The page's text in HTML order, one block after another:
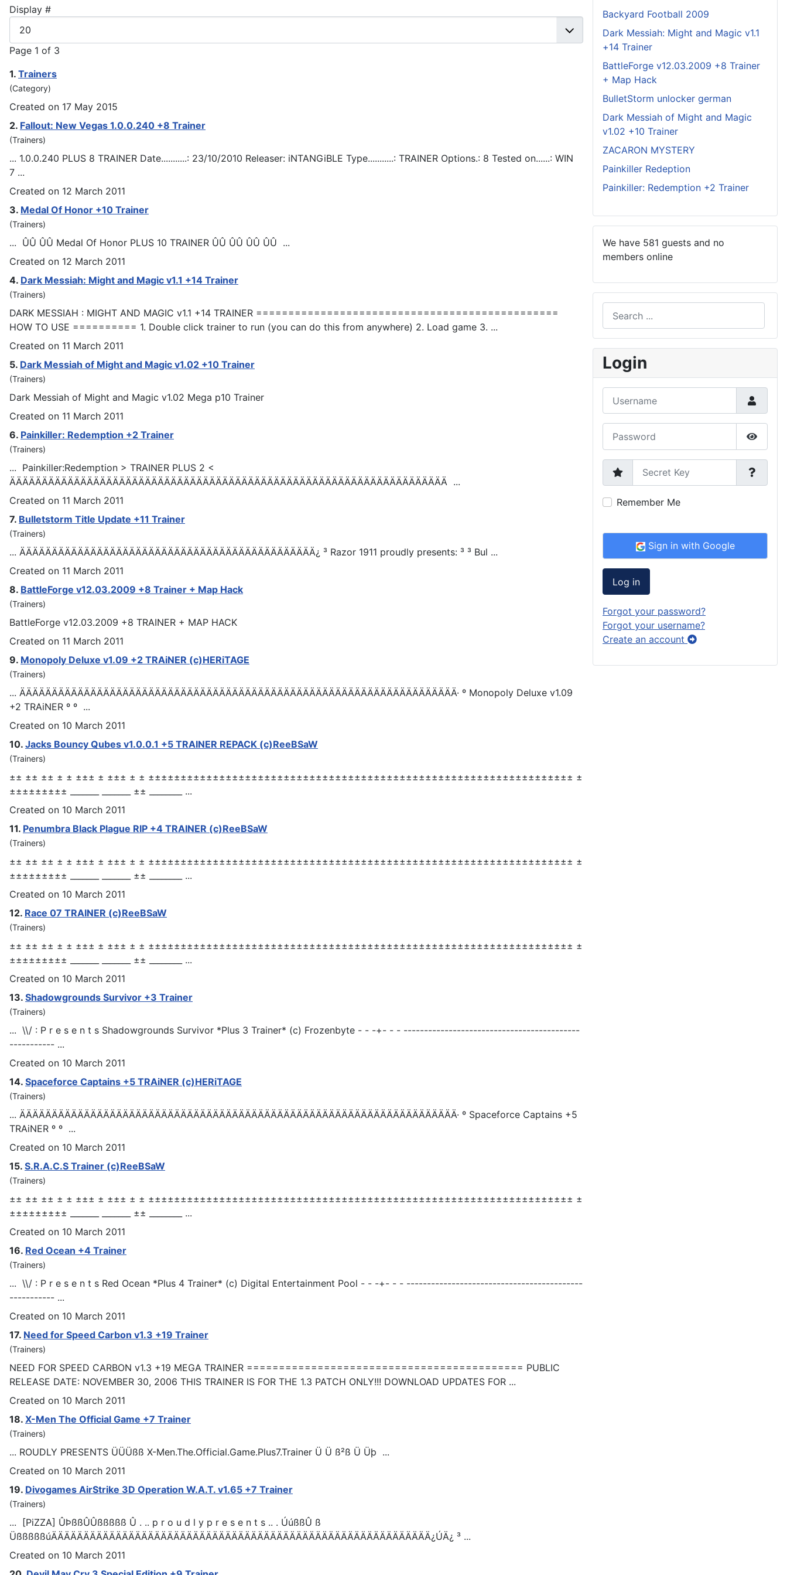
Display #
Page 1 of 3
1. Trainers
(Category)
Created on 17 May 2015
2. Fallout: New Vegas 1.0.0.240 +8 Trainer
(Trainers)
... 1.0.0.240 PLUS 8 TRAINER Date...........: 23/10/2010 Releaser: iNTANGiBLE Type...........: TRAINER Options.: 8 Tested on......: WIN
7 ...
Created on 12 March 2011
3. Medal Of Honor +10 Trainer
(Trainers)
... ÛÛ ÛÛ Medal Of Honor PLUS 10 TRAINER ÛÛ ÛÛ ÛÛ ÛÛ ...
Created on 12 March 2011
4. Dark Messiah: Might and Magic v1.1 +14 Trainer
(Trainers)
DARK MESSIAH : MIGHT AND MAGIC v1.1 +14 TRAINER ===============================================
HOW TO USE ========== 1. Double click trainer to run (you can do this from anywhere) 2. Load game 3. ...
Created on 11 March 2011
5. Dark Messiah of Might and Magic v1.02 +10 Trainer
(Trainers)
Dark Messiah of Might and Magic v1.02 Mega p10 Trainer
Created on 11 March 2011
6. Painkiller: Redemption +2 Trainer
(Trainers)
... Painkiller:Redemption > TRAINER PLUS 2 <
ÄÄÄÄÄÄÄÄÄÄÄÄÄÄÄÄÄÄÄÄÄÄÄÄÄÄÄÄÄÄÄÄÄÄÄÄÄÄÄÄÄÄÄÄÄÄÄÄÄÄÄÄÄÄÄÄÄÄÄÄÄÄÄÄÄÄÄÄ ...
Created on 11 March 2011
7. Bulletstorm Title Update +11 Trainer
(Trainers)
... ÄÄÄÄÄÄÄÄÄÄÄÄÄÄÄÄÄÄÄÄÄÄÄÄÄÄÄÄÄÄÄÄÄÄÄÄÄÄÄÄÄÄÄÄÄÄ¿ ³ Razor 1911 proudly presents: ³ ³ Bul ...
Created on 11 March 2011
8. BattleForge v12.03.2009 +8 Trainer + Map Hack
(Trainers)
BattleForge v12.03.2009 +8 TRAINER + MAP HACK
Created on 11 March 2011
9. Monopoly Deluxe v1.09 +2 TRAiNER (c)HERiTAGE
(Trainers)
... ÄÄÄÄÄÄÄÄÄÄÄÄÄÄÄÄÄÄÄÄÄÄÄÄÄÄÄÄÄÄÄÄÄÄÄÄÄÄÄÄÄÄÄÄÄÄÄÄÄÄÄÄÄÄÄÄÄÄÄÄÄÄÄÄÄÄÄÄ· º Monopoly Deluxe v1.09
+2 TRAiNER º º ...
Created on 10 March 2011
10. Jacks Bouncy Qubes v1.0.0.1 +5 TRAINER REPACK (c)ReeBSaW
(Trainers)
±± ±± ±± ± ± ±±± ± ±±± ± ± ±±±±±±±±±±±±±±±±±±±±±±±±±±±±±±±±±±±±±±±±±±±±±±±±±±±±±±±±±±±±±±±±±± ±
±±±±±±±±± _______ _______ ±± ________ ...
Created on 10 March 2011
11. Penumbra Black Plague RIP +4 TRAINER (c)ReeBSaW
(Trainers)
±± ±± ±± ± ± ±±± ± ±±± ± ± ±±±±±±±±±±±±±±±±±±±±±±±±±±±±±±±±±±±±±±±±±±±±±±±±±±±±±±±±±±±±±±±±±± ±
±±±±±±±±± _______ _______ ±± ________ ...
Created on 10 March 2011
12. Race 07 TRAINER (c)ReeBSaW
(Trainers)
±± ±± ±± ± ± ±±± ± ±±± ± ± ±±±±±±±±±±±±±±±±±±±±±±±±±±±±±±±±±±±±±±±±±±±±±±±±±±±±±±±±±±±±±±±±±± ±
±±±±±±±±± _______ _______ ±± ________ ...
Created on 10 March 2011
13. Shadowgrounds Survivor +3 Trainer
(Trainers)
... \\/ : P r e s e n t s Shadowgrounds Survivor *Plus 3 Trainer* (c) Frozenbyte - - -+- - - -------------------------------------------
----------- ...
Created on 10 March 2011
14. Spaceforce Captains +5 TRAiNER (c)HERiTAGE
(Trainers)
... ÄÄÄÄÄÄÄÄÄÄÄÄÄÄÄÄÄÄÄÄÄÄÄÄÄÄÄÄÄÄÄÄÄÄÄÄÄÄÄÄÄÄÄÄÄÄÄÄÄÄÄÄÄÄÄÄÄÄÄÄÄÄÄÄÄÄÄÄ· º Spaceforce Captains +5
TRAiNER º º ...
Created on 10 March 2011
15. S.R.A.C.S Trainer (c)ReeBSaW
(Trainers)
±± ±± ±± ± ± ±±± ± ±±± ± ± ±±±±±±±±±±±±±±±±±±±±±±±±±±±±±±±±±±±±±±±±±±±±±±±±±±±±±±±±±±±±±±±±±± ±
±±±±±±±±± _______ _______ ±± ________ ...
Created on 10 March 2011
16. Red Ocean +4 Trainer
(Trainers)
... \\/ : P r e s e n t s Red Ocean *Plus 4 Trainer* (c) Digital Entertainment Pool - - -+- - - -------------------------------------------
----------- ...
Created on 10 March 2011
17. Need for Speed Carbon v1.3 +19 Trainer
(Trainers)
NEED FOR SPEED CARBON v1.3 +19 MEGA TRAINER =========================================== PUBLIC
RELEASE DATE: NOVEMBER 30, 2006 THIS TRAINER IS FOR THE 1.3 PATCH ONLY!!! DOWNLOAD UPDATES FOR ...
Created on 10 March 2011
18. X-Men The Official Game +7 Trainer
(Trainers)
... ROUDLY PRESENTS ÜÜÜßß X-Men.The.Official.Game.Plus7.Trainer Ü Ü ß²ß Ü Üþ ...
Created on 10 March 2011
19. Divogames AirStrike 3D Operation W.A.T. v1.65 +7 Trainer
(Trainers)
... [PiZZA] ÛÞßßÛÛßßßßß Û . .. p r o u d l y p r e s e n t s .. . ÚúßßÛ ß
ÜßßßßßúÄÄÄÄÄÄÄÄÄÄÄÄÄÄÄÄÄÄÄÄÄÄÄÄÄÄÄÄÄÄÄÄÄÄÄÄÄÄÄÄÄÄÄÄÄÄÄÄÄÄÄÄÄÄÄÄÄÄÄ¿ÚÄ¿ ³ ...
Created on 10 March 2011
Backyard Football 2009
Dark Messiah: Might and Magic v1.1
+14 Trainer
BattleForge v12.03.2009 +8 Trainer
+ Map Hack
BulletStorm unlocker german
Dark Messiah of Might and Magic
v1.02 +10 Trainer
ZACARON MYSTERY
Painkiller Redeption
Painkiller: Redemption +2 Trainer
We have 581 guests and no
members online
Type 2 or more characters for results.
Login
Show
Secret Key
Remember Me
Sign in with Google
Log in
Forgot your password?
Forgot your username?
Create an account